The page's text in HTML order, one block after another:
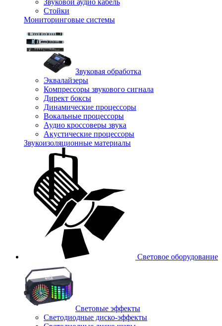
Звуковой аудио кабель
Стойки
Мониторинговые системы
Звуковая обработка
Эквалайзеры
Компрессоры звукового сигнала
Директ боксы
Динамические процессоры
Вокальные процессоры
Аудио кроссоверы звука
Акустические процессоры
Звукоизоляционные материалы
Световое оборудование
Световые эффекты
Светодиодные диско-эффекты